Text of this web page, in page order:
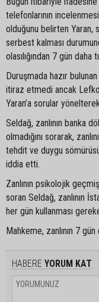
telefonlarının
olduğunu belirten Yaran,
serbest kalması
olasılığından 7 gün
Duruşmada hazır
itiraz etmedi ancak
Yaran’a sorular
Seldağ, zanlının banka
olmadığını sorarak,
tehdit ve duygu
iddia etti.
Zanlının psikolojik
soran Seldağ, zanlının
her gün kullanması
Mahkeme, zanlının 7
HABERE YORUM KAT